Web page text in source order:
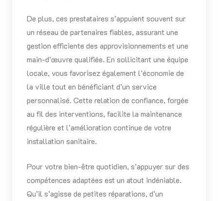
De plus, ces prestataires s’appuient souvent sur
un réseau de partenaires fiables, assurant une
gestion efficiente des approvisionnements et une
main-d’œuvre qualifiée. En sollicitant une équipe
locale, vous favorisez également l’économie de
la ville tout en bénéficiant d’un service
personnalisé. Cette relation de confiance, forgée
au fil des interventions, facilite la maintenance
régulière et l’amélioration continue de votre
installation sanitaire.
Pour votre bien-être quotidien, s’appuyer sur des
compétences adaptées est un atout indéniable.
Qu’il s’agisse de petites réparations, d’un